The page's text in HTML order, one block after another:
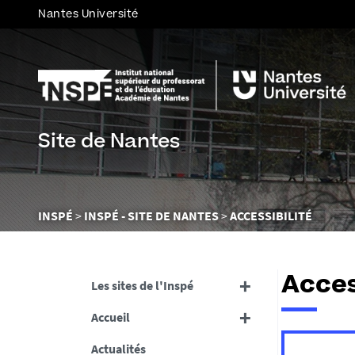
Nantes Université
Site de Nantes
Vous
êtes
INSPÉ INSPÉ - SITE DE NANTES ACCESSIBILITÉ
Les sites de l'Inspé
Accueil
Actualités